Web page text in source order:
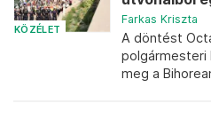
KÖZÉLET
Farkas Kriszta
A döntést
meg a